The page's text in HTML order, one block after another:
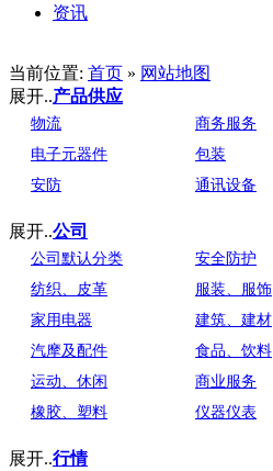
资讯
当前位置: 首页 » 网站地图
展开..产品供应
物流 商务服务
电子元器件
包装
安防
通讯设备
展开..公司
公司默认分类 安全防护
纺织、皮革
服装、服饰
家用电器
建筑、建材
汽摩及配件
食品、饮料
运动、休闲
商业服务
橡胶、塑料
仪器仪表
展开..行情